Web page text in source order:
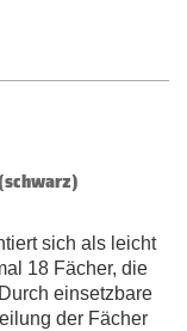
sich als leicht
18 Fächer, die
einsetzbare
der Fächer